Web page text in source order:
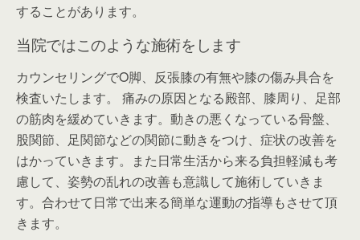
することがあります。
当院ではこのような施術をします
カウンセリングでO脚、反張膝の有無や膝の傷み具合を
検査いたします。 痛みの原因となる殿部、膝周り、足部
の筋肉を緩めていきます。動きの悪くなっている骨盤、
股関節、足関節などの関節に動きをつけ、症状の改善を
はかっていきます。また日常生活から来る負担軽減も考
慮して、姿勢の乱れの改善も意識して施術していきま
す。合わせて日常で出来る簡単な運動の指導もさせて頂
きます。